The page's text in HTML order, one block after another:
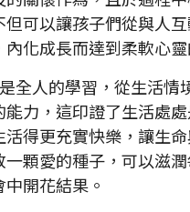
可以讓孩子們從與人
化成長而達到柔軟心靈
人的學習，從生活情
力，這印證了生活處
得更充實快樂，讓生
顆愛的種子，可以滋
開花結果。